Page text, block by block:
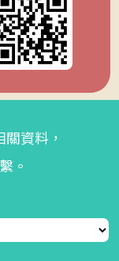
資料，
。